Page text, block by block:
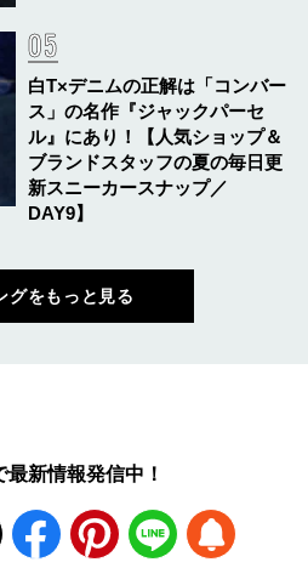
白T×デニムの正解は「コンバー
ス」の名作『ジャックパーセ
ル』にあり！【人気ショップ＆
ブランドスタッフの夏の毎日更
新スニーカースナップ／
DAY9】
グをもっと見る
新情報発信中！